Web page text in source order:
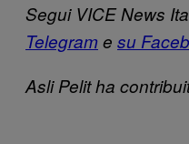
Segui VICE News
Telegrame su
Asli Pelit ha